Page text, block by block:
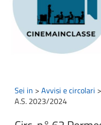
Sei in > Avvisi e circolari >
A.S. 2023/2024